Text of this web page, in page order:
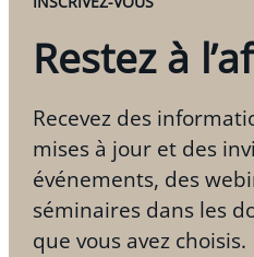
Restez à
Recevez des
mises à jour et des
événements, des
séminaires dans les
que vous avez choisis.